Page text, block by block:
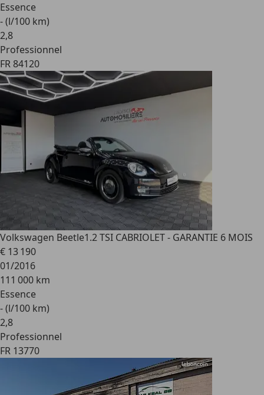
Essence
- (l/100 km)
2,8
Professionnel
FR 84120
Volkswagen Beetle1.2 TSI CABRIOLET - GARANTIE 6 MOIS
€ 13 190
01/2016
111 000 km
Essence
- (l/100 km)
2,8
Professionnel
FR 13770